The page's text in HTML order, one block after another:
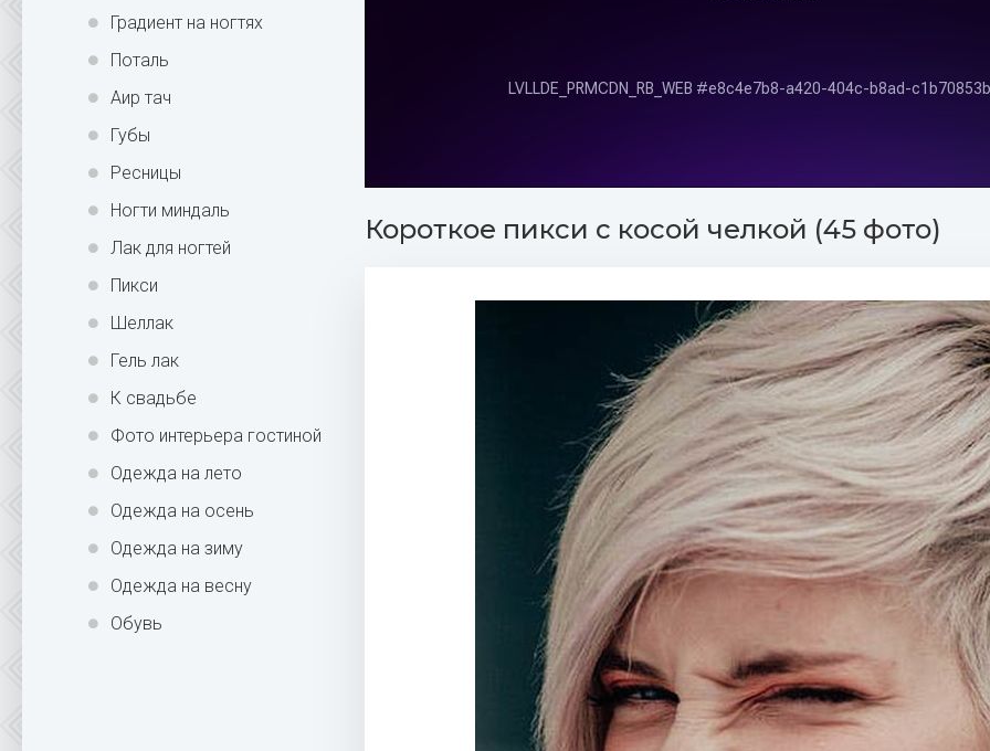
Градиент на ногтях
Поталь
Аир тач
Губы
Ресницы
Ногти миндаль
Лак для ногтей
Пикси
Шеллак
Гель лак
К свадьбе
Фото интерьера гостиной
Одежда на лето
Одежда на осень
Одежда на зиму
Одежда на весну
Обувь
Короткое пикси с косой челкой (45 фото)